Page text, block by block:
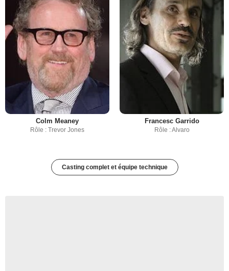
Colm Meaney
Rôle : Trevor Jones
Francesc Garrido
Rôle : Alvaro
Casting complet et équipe technique